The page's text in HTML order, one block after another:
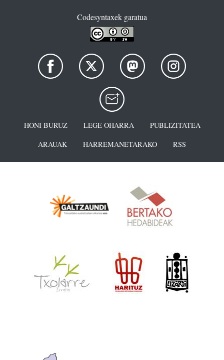
Codesyntaxek garatua
HONI BURUZ LEGE OHARRA
PUBLIZITATEA
ARAUAK
HARREMANETARAKO RSS